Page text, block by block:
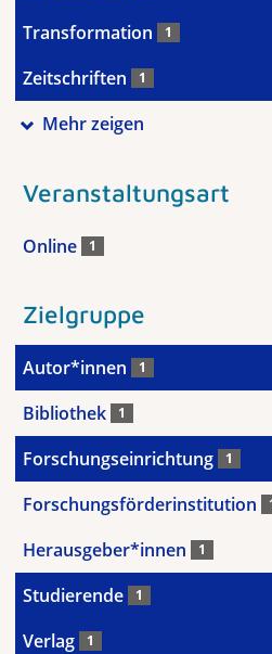
Transformation 1
Zeitschriften 1
Mehr zeigen
Veranstaltungsart
Online 1
Zielgruppe
Autor*innen 1
Bibliothek 1
Forschungseinrichtung 1
Forschungsförderinstitution
Herausgeber*innen 1
Studierende 1
Verlag 1